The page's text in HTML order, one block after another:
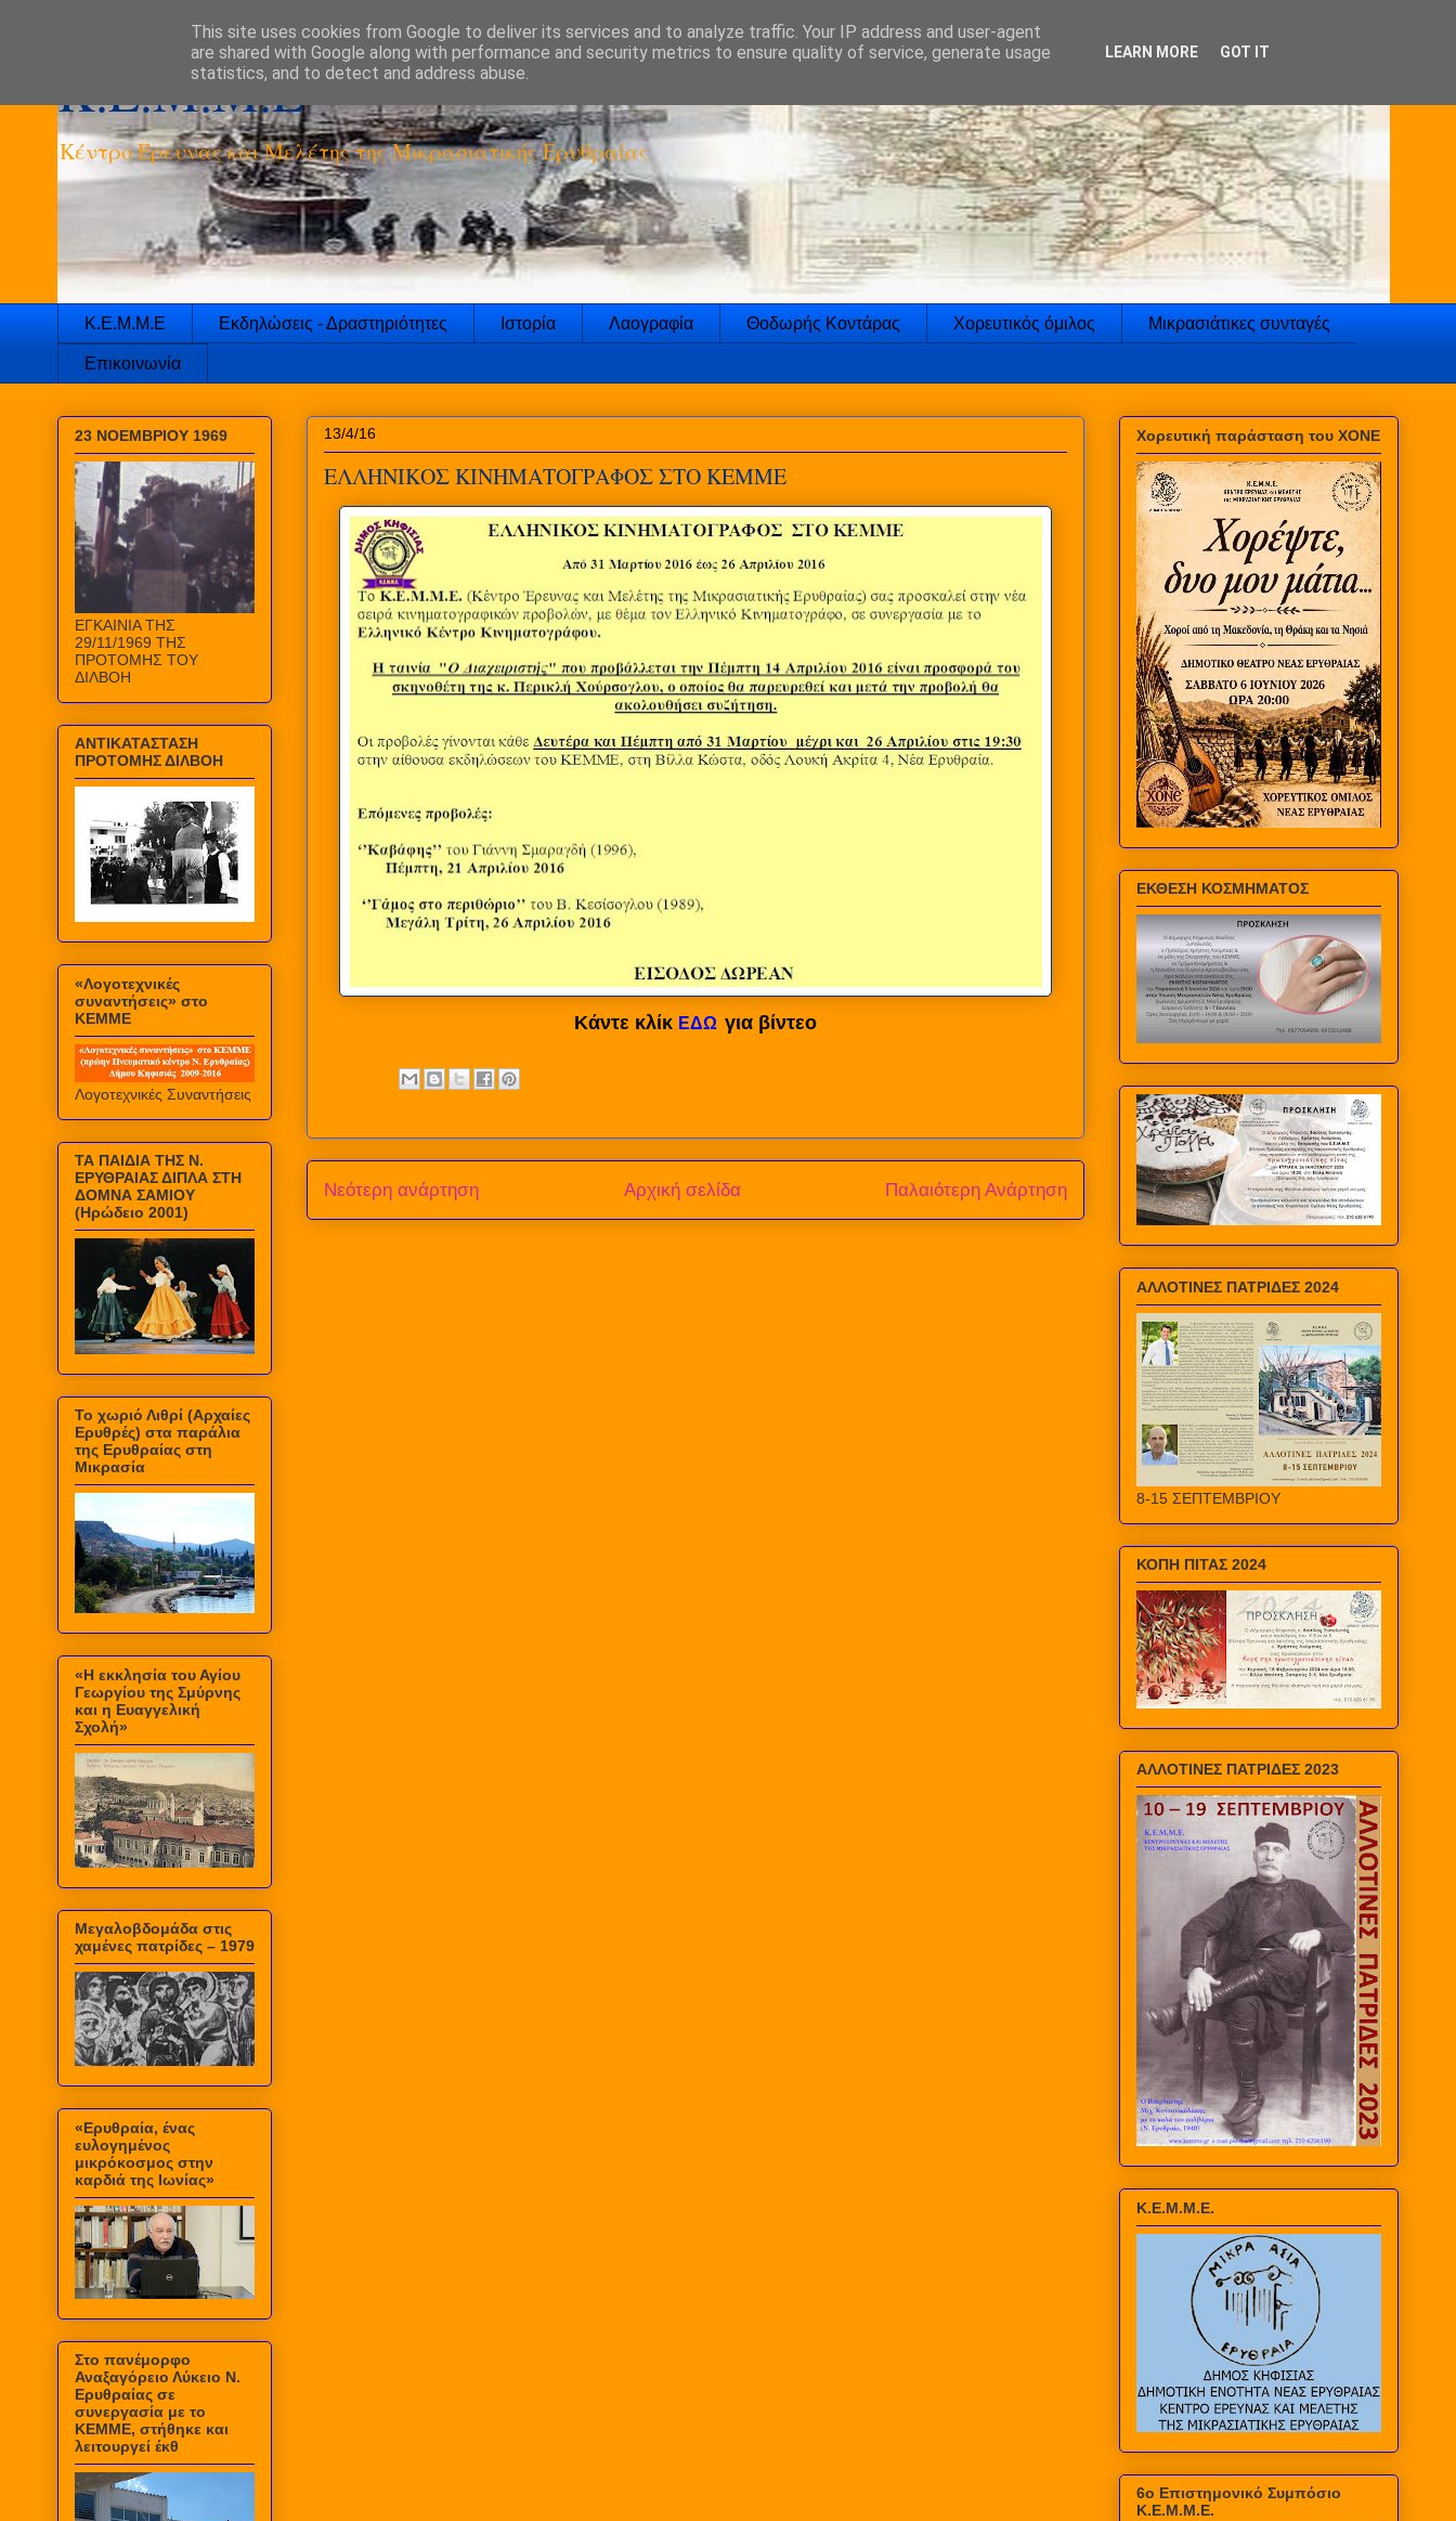
K.E.M.M.E
Κέντρο Έρευνας και Μελέτης της Μικρασιατικής Ερυθραίας
Κ.Ε.Μ.Μ.Ε Εκδηλώσεις - Δραστηριότητες Ιστορία Λαογραφία Θοδωρής Κοντάρας Χορευτικός όμιλος Μικρασιάτικες συνταγές
Επικοινωνία
13/4/16
ΕΛΛΗΝΙΚΟΣ ΚΙΝΗΜΑΤΟΓΡΑΦΟΣ ΣΤΟ ΚΕΜΜΕ
Κάντε κλίκ ΕΔΩ για βίντεο
Νεότερη ανάρτηση Παλαιότερη Ανάρτηση
Αρχική σελίδα
23 ΝΟΕΜΒΡΙΟΥ 1969
ΕΓΚΑΙΝΙΑ ΤΗΣ
29/11/1969 ΤΗΣ
ΠΡΟΤΟΜΗΣ ΤΟΥ
ΔΙΛΒΟΗ
ΑΝΤΙΚΑΤΑΣΤΑΣΗ
ΠΡΟΤΟΜΗΣ ΔΙΛΒΟΗ
«Λογοτεχνικές
συναντήσεις» στο
ΚΕΜΜΕ
Λογοτεχνικές Συναντήσεις
ΤΑ ΠΑΙΔΙΑ ΤΗΣ Ν.
ΕΡΥΘΡΑΙΑΣ ΔΙΠΛΑ ΣΤΗ
ΔΟΜΝΑ ΣΑΜΙΟΥ
(Ηρώδειο 2001)
Το χωριό Λιθρί (Αρχαίες
Ερυθρές) στα παράλια
της Ερυθραίας στη
Μικρασία
«Η εκκλησία του Αγίου
Γεωργίου της Σμύρνης
και η Ευαγγελική
Σχολή»
Μεγαλοβδομάδα στις
χαμένες πατρίδες – 1979
«Ερυθραία, ένας
ευλογημένος
μικρόκοσμος στην
καρδιά της Ιωνίας»
Στο πανέμορφο
Αναξαγόρειο Λύκειο Ν.
Ερυθραίας σε
συνεργασία με το
ΚΕΜΜΕ, στήθηκε και
λειτουργεί έκθ
Χορευτική παράσταση του ΧΟΝΕ
ΕΚΘΕΣΗ ΚΟΣΜΗΜΑΤΟΣ
ΑΛΛΟΤΙΝΕΣ ΠΑΤΡΙΔΕΣ 2024
8-15 ΣΕΠΤΕΜΒΡΙΟΥ
ΚΟΠΗ ΠΙΤΑΣ 2024
ΑΛΛΟΤΙΝΕΣ ΠΑΤΡΙΔΕΣ 2023
Κ.Ε.Μ.Μ.Ε.
6ο Επιστημονικό Συμπόσιο
Κ.Ε.Μ.Μ.Ε.
This site uses cookies from Google to deliver its services and to analyze traffic. Your IP address and user-agent
are shared with Google along with performance and security metrics to ensure quality of service, generate usage
statistics, and to detect and address abuse.
LEARN MORE GOT IT